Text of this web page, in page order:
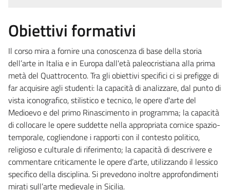
Obiettivi formativi
Il corso mira a fornire una conoscenza di base della storia
dell’arte in Italia e in Europa dall'età paleocristiana alla prima
metà del Quattrocento. Tra gli obiettivi specifici ci si prefigge di
far acquisire agli studenti: la capacità di analizzare, dal punto di
vista iconografico, stilistico e tecnico, le opere d'arte del
Medioevo e del primo Rinascimento in programma; la capacità
di collocare le opere suddette nella appropriata cornice spazio-
temporale, cogliendone i rapporti con il contesto politico,
religioso e culturale di riferimento; la capacità di descrivere e
commentare criticamente le opere d’arte, utilizzando il lessico
specifico della disciplina. Si prevedono inoltre approfondimenti
mirati sull’arte medievale in Sicilia.